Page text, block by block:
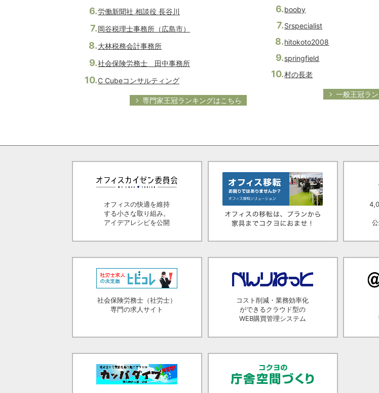
労働新聞社 相談役 長谷川
岡谷税理士事務所（広島市）
大林税務会計事務所
社会保険労務士 田中事務所
C Cubeコンサルティング
専門家王冠ランキングはこちら
booby
Srspecialist
hitokoto2008
springfield
村の長老
一般王冠ラ
オフィスの快適を維持
する小さな取り組み。
アイデアレシピを公開
社会保険労務士（社労士）
専門の求人サイト
コスト削減・業務効率化
ができるクラウド型の
WEB購買管理システム